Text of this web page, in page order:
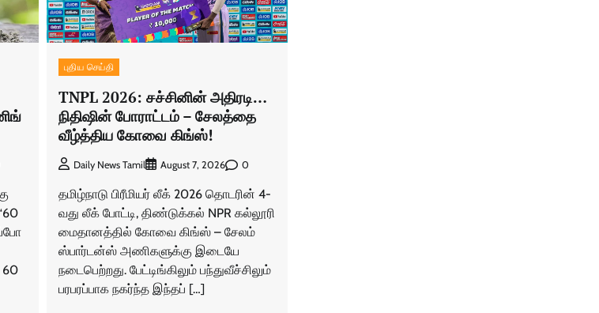
60
புதிய செய்தி
TNPL 2026: சச்சினின் அதிரடி…
நிதிஷின் போராட்டம் – சேலத்தை
வீழ்த்திய கோவை கிங்ஸ்!
Daily News Tamil August 7, 2026 0
தமிழ்நாடு பிரீமியர் லீக் 2026 தொடரின் 4-
வது லீக் போட்டி, திண்டுக்கல் NPR கல்லூரி
மைதானத்தில் கோவை கிங்ஸ் – சேலம்
ஸ்பார்டன்ஸ் அணிகளுக்கு இடையே
நடைபெற்றது. பேட்டிங்கிலும் பந்துவீச்சிலும்
பரபரப்பாக நகர்ந்த இந்தப் […]